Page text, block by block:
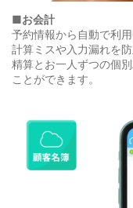
■お会計
予約情報から自動で利
計算ミスや入力漏れを
精算とお一人ずつの個
ことができます。